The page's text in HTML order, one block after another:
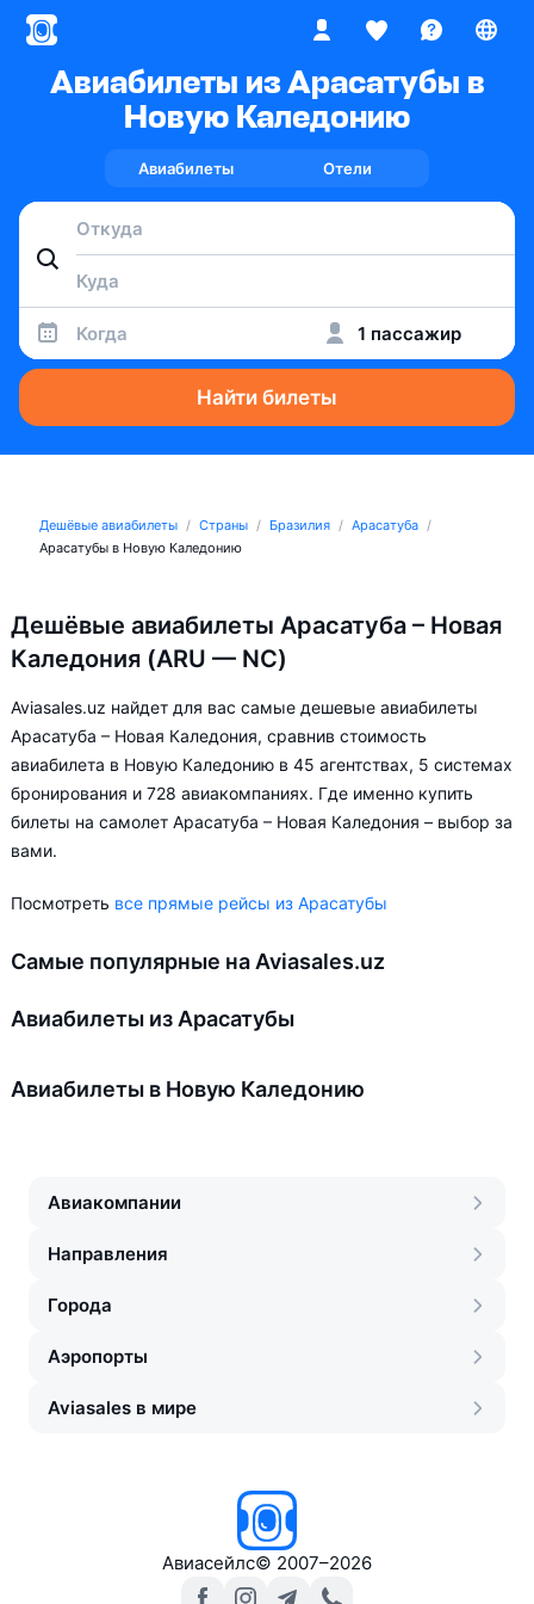
Авиабилеты из Арасатубы в
Новую Каледонию
Авиабилеты Отели
Когда 1 пассажир
Найти билеты
Дешёвые авиабилеты Страны Бразилия
Арасатуба
Арасатубы в Новую Каледонию
Дешёвые авиабилеты Арасатуба – Новая
Каледония (ARU — NC)
Aviasales.uz найдет для вас самые дешевые авиабилеты
Арасатуба – Новая Каледония, сравнив стоимость
авиабилета в Новую Каледонию в 45 агентствах, 5 системах
бронирования и 728 авиакомпаниях. Где именно купить
билеты на самолет Арасатуба – Новая Каледония – выбор за
вами.
Посмотреть все прямые рейсы из Арасатубы
Самые популярные на Aviasales.uz
Авиабилеты из Арасатубы
Авиабилеты в Новую Каледонию
Авиакомпании
Направления
Города
Аэропорты
Aviasales в мире
Авиасейлс© 2007–2026